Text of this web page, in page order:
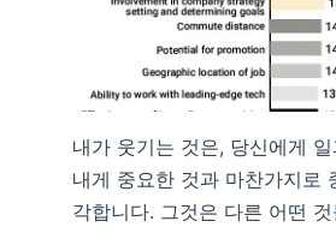
내가 웃기는 것은, 당신에게
내게 중요한 것과 마찬가지로
각합니다. 그것은 다른 어떤